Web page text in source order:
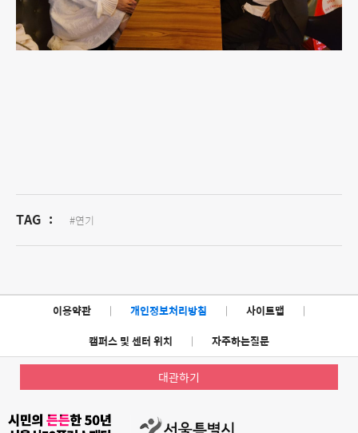
TAG : #연기
이용약관 | 개인정보처리방침 | 사이트맵
|
캠퍼스 및 센터 위치
| 자주하는질문
대관하기